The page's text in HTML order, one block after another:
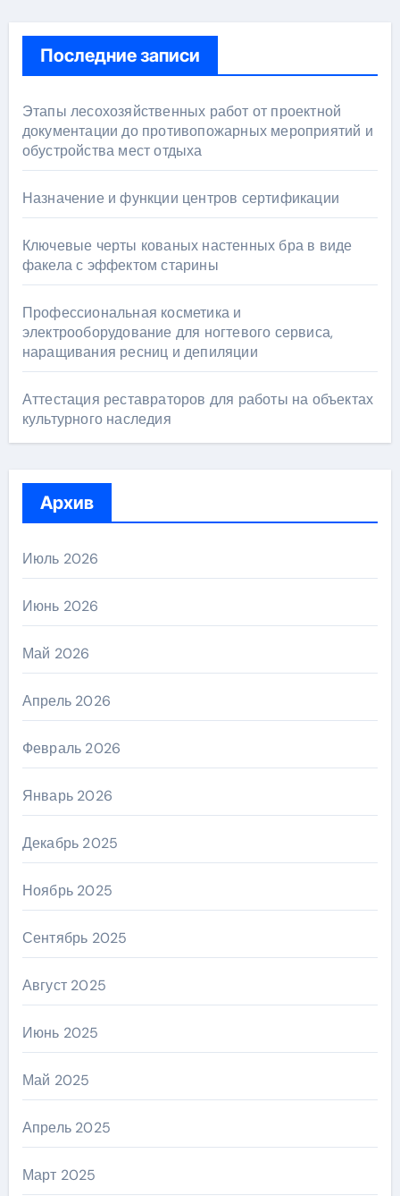
Последние записи
Этапы лесохозяйственных работ от проектной
документации до противопожарных мероприятий и
обустройства мест отдыха
Назначение и функции центров сертификации
Ключевые черты кованых настенных бра в виде
факела с эффектом старины
Профессиональная косметика и
электрооборудование для ногтевого сервиса,
наращивания ресниц и депиляции
Аттестация реставраторов для работы на объектах
культурного наследия
Архив
Июль 2026
Июнь 2026
Май 2026
Апрель 2026
Февраль 2026
Январь 2026
Декабрь 2025
Ноябрь 2025
Сентябрь 2025
Август 2025
Июнь 2025
Май 2025
Апрель 2025
Март 2025